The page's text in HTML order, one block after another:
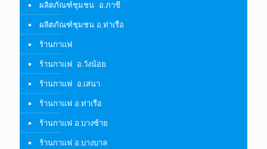
ผลิตภัณฑ์ชุมชน อ.ภาชี
ผลิตภัณฑ์ชุมชน อ.ท่าเรือ
ร้านกาแฟ
ร้านกาแฟ อ.วังน้อย
ร้านกาแฟ อ.เสนา
ร้านกาแฟ อ.ท่าเรือ
ร้านกาแฟ อ.บางซ้าย
ร้านกาแฟ อ.บางบาล